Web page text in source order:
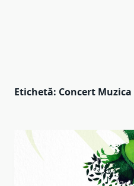
Etichetă: Concert Muzica